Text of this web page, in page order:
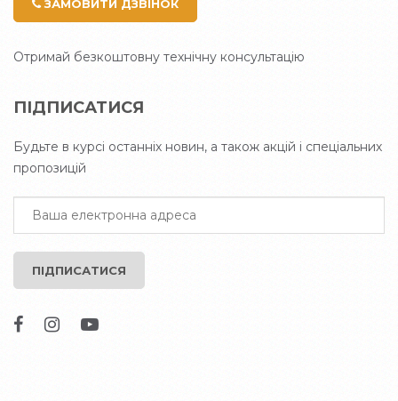
ЗАМОВИТИ ДЗВІНОК
Отримай безкоштовну технічну консультацію
ПІДПИСАТИСЯ
Будьте в курсі останніх новин, а також акцій і спеціальних
пропозицій
ПІДПИСАТИСЯ